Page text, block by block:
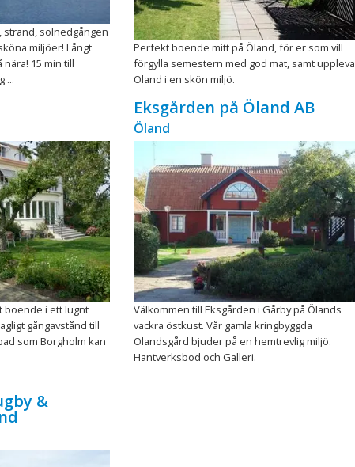
strand, solnedgången
miljöer! Långt
15 min till
...
boende i ett lugnt
gångavstånd till
som Borgholm kan
Perfekt boende mitt på Öland, för er som vill
förgylla semestern med god mat, samt uppleva
Öland i en skön miljö.
Eksgården på Öland AB
Öland
Välkommen till Eksgården i Gårby på Ölands
vackra östkust. Vår gamla kringbyggda
Ölandsgård bjuder på en hemtrevlig miljö.
Hantverksbod och Galleri.
&